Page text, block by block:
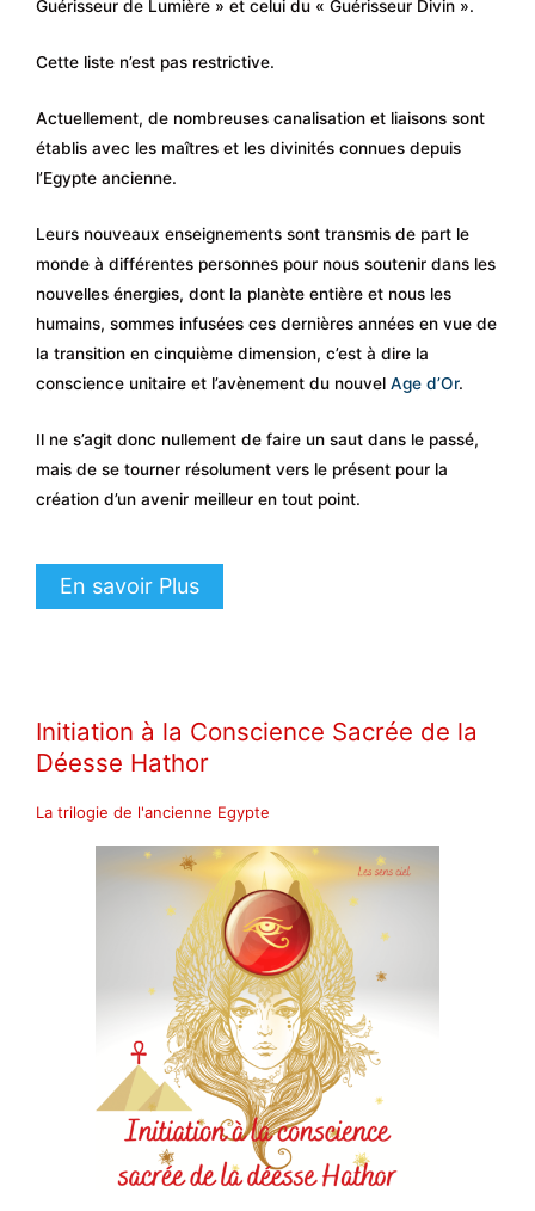
Guérisseur de Lumière » et celui du « Guérisseur Divin ».
Cette liste n’est pas restrictive.
Actuellement, de nombreuses canalisation et liaisons sont
établis avec les maîtres et les divinités connues depuis
l’Egypte ancienne.
Leurs nouveaux enseignements sont transmis de part le
monde à différentes personnes pour nous soutenir dans les
nouvelles énergies, dont la planète entière et nous les
humains, sommes infusées ces dernières années en vue de
la transition en cinquième dimension, c’est à dire la
conscience unitaire et l’avènement du nouvel Age d’Or.
Il ne s’agit donc nullement de faire un saut dans le passé,
mais de se tourner résolument vers le présent pour la
création d’un avenir meilleur en tout point.
En savoir Plus
Initiation à la Conscience Sacrée de la
Déesse Hathor
La trilogie de l'ancienne Egypte